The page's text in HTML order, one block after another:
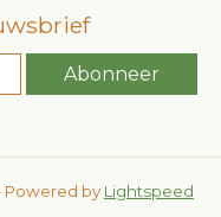
Abonneer
Powered by Lightspeed